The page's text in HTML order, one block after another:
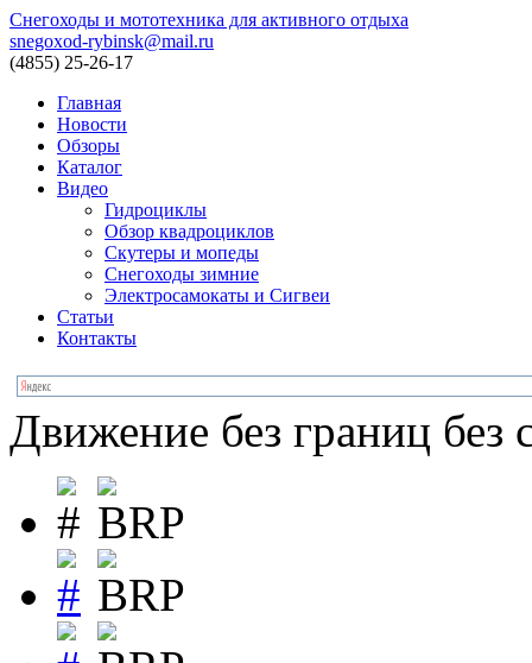
Снегоходы и мототехника для активного отдыха
snegoxod-rybinsk@mail.ru
(4855) 25-26-17
Главная
Новости
Обзоры
Каталог
Видео
Гидроциклы
Обзор квадроциклов
Скутеры и мопеды
Снегоходы зимние
Электросамокаты и Сигвеи
Статьи
Контакты
Движение без границ без